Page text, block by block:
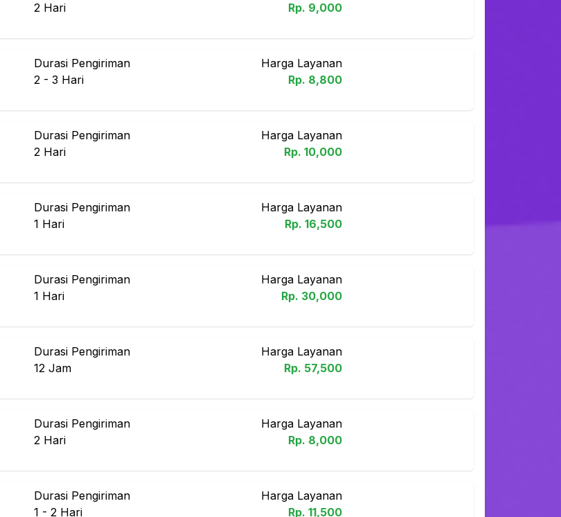
2 Hari
Rp. 9,000
Durasi Pengiriman
2 - 3 Hari
Harga Layanan
Rp. 8,800
Durasi Pengiriman
2 Hari
Harga Layanan
Rp. 10,000
Durasi Pengiriman
1 Hari
Harga Layanan
Rp. 16,500
Durasi Pengiriman
1 Hari
Harga Layanan
Rp. 30,000
Durasi Pengiriman
12 Jam
Harga Layanan
Rp. 57,500
Durasi Pengiriman
2 Hari
Harga Layanan
Rp. 8,000
Durasi Pengiriman
1 - 2 Hari
Harga Layanan
Rp. 11,500